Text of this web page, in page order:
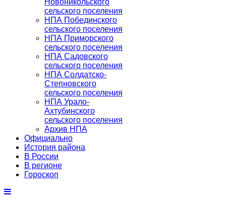
Новоникольского
сельского поселения
НПА Побединского
сельского поселения
НПА Приморского
сельского поселения
НПА Садовского
сельского поселения
НПА Солдатско-
Степновского
сельского поселения
НПА Урало-
Ахтубинского
сельского поселения
Архив НПА
Официально
История района
В России
В регионе
Гороскоп